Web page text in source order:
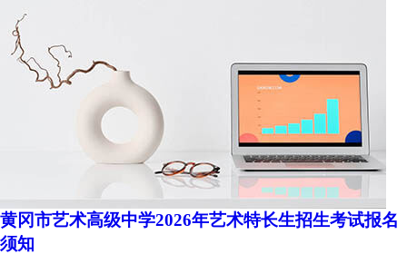
黄冈市艺术高级中学2026年艺术特长生招生考试报名
须知